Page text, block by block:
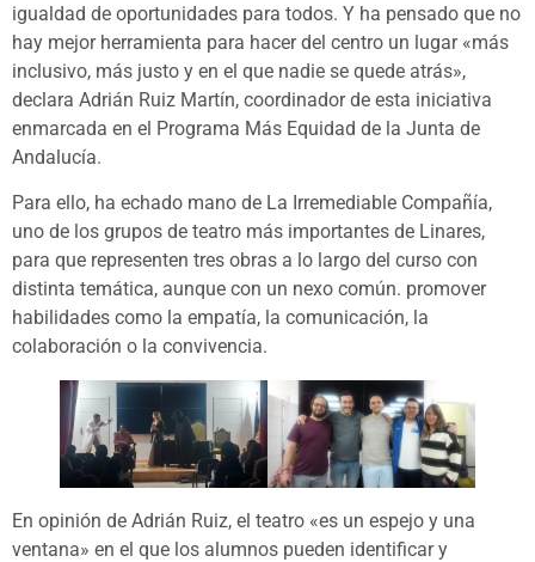
igualdad de oportunidades para todos. Y ha pensado que no
hay mejor herramienta para hacer del centro un lugar «más
inclusivo, más justo y en el que nadie se quede atrás»,
declara Adrián Ruiz Martín, coordinador de esta iniciativa
enmarcada en el Programa Más Equidad de la Junta de
Andalucía.
Para ello, ha echado mano de La Irremediable Compañía,
uno de los grupos de teatro más importantes de Linares,
para que representen tres obras a lo largo del curso con
distinta temática, aunque con un nexo común. promover
habilidades como la empatía, la comunicación, la
colaboración o la convivencia.
En opinión de Adrián Ruiz, el teatro «es un espejo y una
ventana» en el que los alumnos pueden identificar y